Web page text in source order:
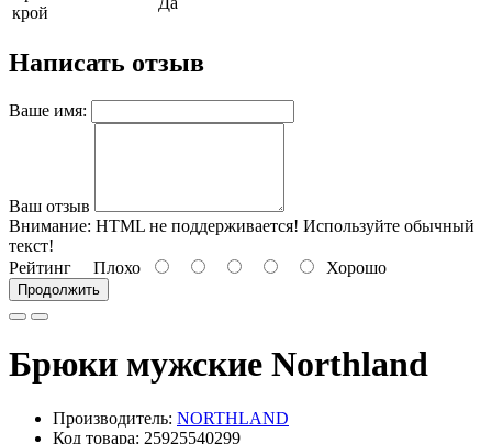
крой
Написать отзыв
Ваше имя:
Ваш отзыв
Внимание: HTML не поддерживается! Используйте обычный
текст!
Рейтинг Плохо Хорошо
Продолжить
Брюки мужские Northland
Производитель: NORTHLAND
Код товара: 25925540299